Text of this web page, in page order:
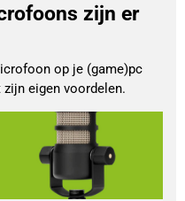
zijn er
op je (game)pc
eigen voordelen.